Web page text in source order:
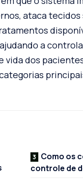
ataca tecidos
a
vida dos
Como os
controle de